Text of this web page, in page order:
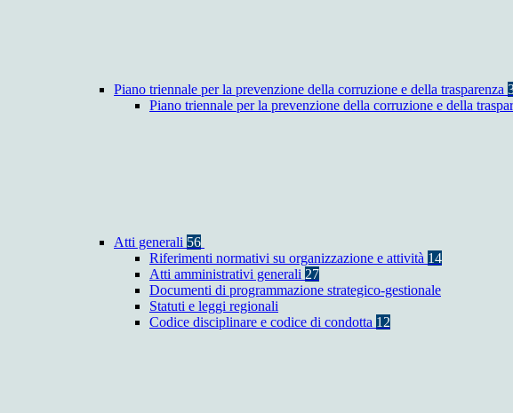
Piano triennale per la prevenzione della corruzione e della trasparenza
Piano triennale per la prevenzione della corruzione e della
Atti generali 56
Riferimenti normativi su organizzazione e attività 14
Atti amministrativi generali 27
Documenti di programmazione strategico-gestionale
Statuti e leggi regionali
Codice disciplinare e codice di condotta 12